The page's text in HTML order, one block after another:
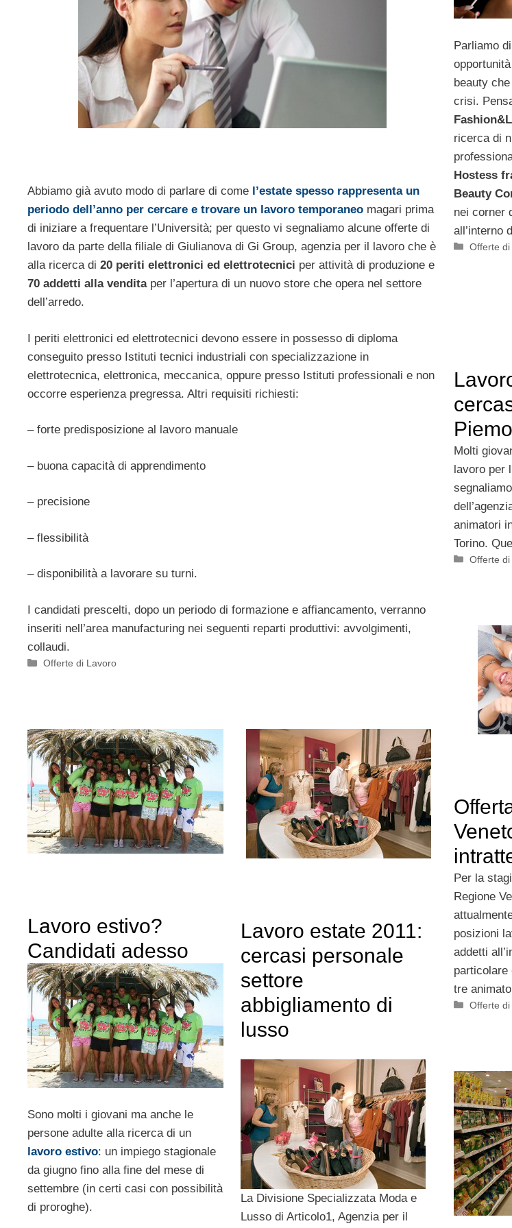
Abbiamo già avuto modo di parlare di come l’estate spesso rappresenta un
periodo dell’anno per cercare e trovare un lavoro temporaneo magari prima
di iniziare a frequentare l’Università; per questo vi segnaliamo alcune offerte di
lavoro da parte della filiale di Giulianova di Gi Group, agenzia per il lavoro che è
alla ricerca di 20 periti elettronici ed elettrotecnici per attività di produzione e
70 addetti alla venditaper l’apertura di un nuovo store che opera nel settore
dell’arredo.
I periti elettronici ed elettrotecnici devono essere in possesso di diploma
conseguito presso Istituti tecnici industriali con specializzazione in
elettrotecnica, elettronica, meccanica, oppure presso Istituti professionali e non
occorre esperienza pregressa. Altri requisiti richiesti:
– forte predisposizione al lavoro manuale
– buona capacità di apprendimento
– precisione
– flessibilità
– disponibilità a lavorare su turni.
I candidati prescelti, dopo un periodo di formazione e affiancamento, verranno
inseriti nell’area manufacturing nei seguenti reparti produttivi: avvolgimenti,
collaudi.
Categorie
Offerte di Lavoro
Parliamo di
beauty
crisi.
ricerca di
Hostess
Beauty
nei corner
all’interno
Categorie
Offerte
Molti
lavoro per
animatori
Torino.
Categorie
Offerte
Per la
Regione
posizioni
addetti
tre
Categorie
Offerte
Lavoro estivo?
Candidati adesso
Sono molti i giovani ma anche le
persone adulte alla ricerca di un
lavoro estivo: un impiego stagionale
da giugno fino alla fine del mese di
settembre (in certi casi con possibilità
di proroghe).
Lavoro estate 2011:
cercasi personale
settore
abbigliamento di
lusso
La Divisione Specializzata Moda e
Lusso di Articolo1, Agenzia per il